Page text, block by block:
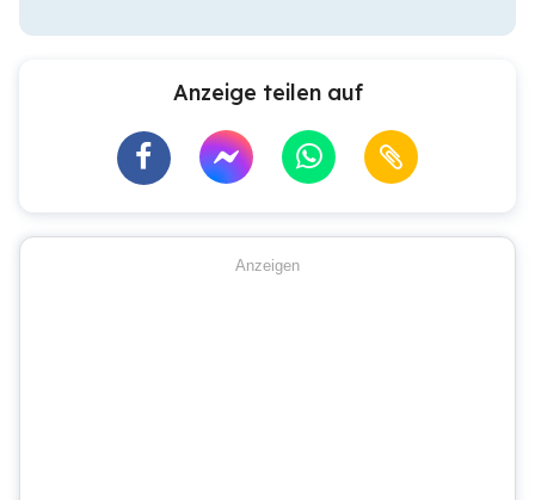
Anzeige teilen auf
Anzeigen